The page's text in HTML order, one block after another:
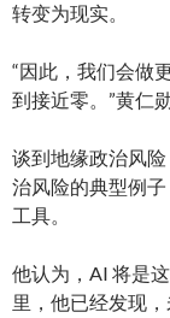
转变为现实。
“因此，我们会做
到接近零。”黄仁
谈到地缘政治风
治风险的典型例
工具。
他认为，AI 将是
里，他已经发现